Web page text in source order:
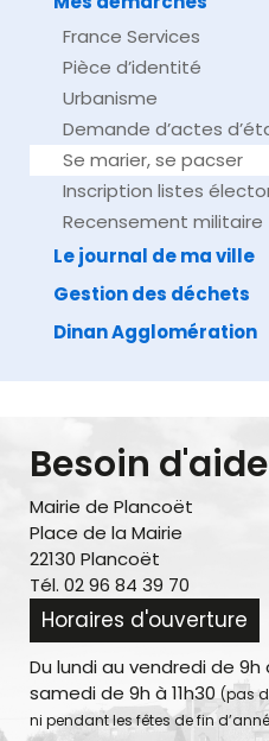
France Services
Pièce d’identité
Urbanisme
Demande d’actes
Se marier, se pacser
Inscription listes
Recensement militaire
Le journal de ma ville
Gestion des déchets
Dinan Agglomération
Besoin
Mairie de Plancoët
Place de la Mairie
22130 Plancoët
Tél. 02 96 84 39 70
Horaires d'ouverture
Du lundi au vendredi de 9h
samedi de 9h à 11h30 (pas
ni pendant les fêtes de fin